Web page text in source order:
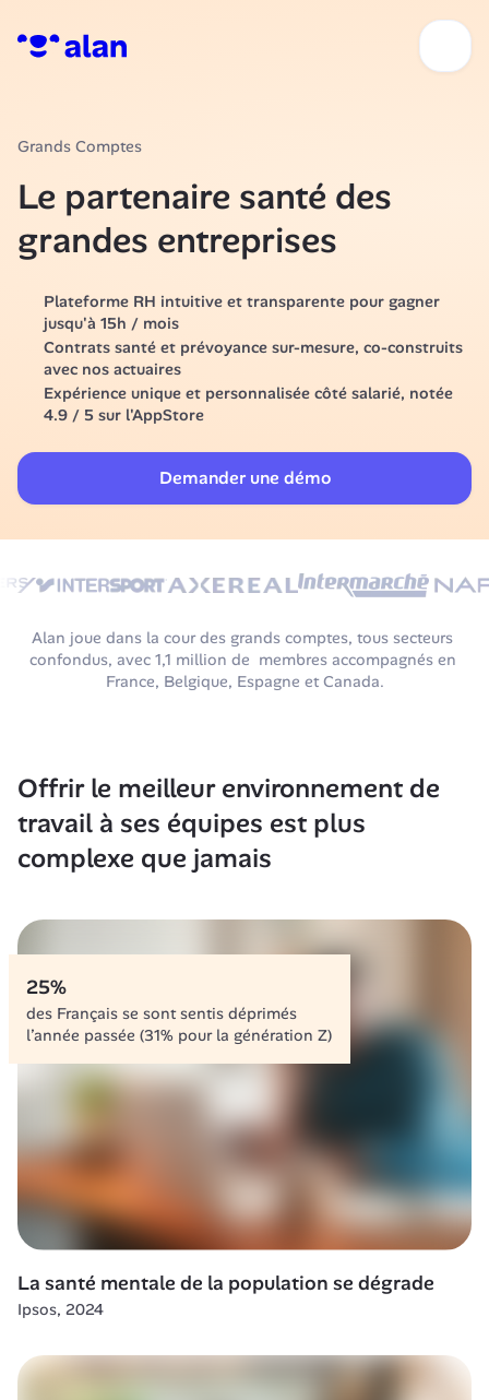
Grands Comptes
Le partenaire santé des
grandes entreprises
Plateforme RH intuitive et transparente pour gagner
jusqu'à 15h / mois
Contrats santé et prévoyance sur-mesure, co-construits
avec nos actuaires
Expérience unique et personnalisée côté salarié, notée
4.9 / 5 sur l'AppStore
Demander une démo
Alan joue dans la cour des grands comptes, tous secteurs
confondus, avec 1,1 million de  membres accompagnés en
France, Belgique, Espagne et Canada.
Offrir le meilleur environnement de
travail à ses équipes est plus
complexe que jamais
25%
des Français se sont sentis déprimés
l’année passée (31% pour la génération Z)
La santé mentale de la population se dégrade
Ipsos, 2024